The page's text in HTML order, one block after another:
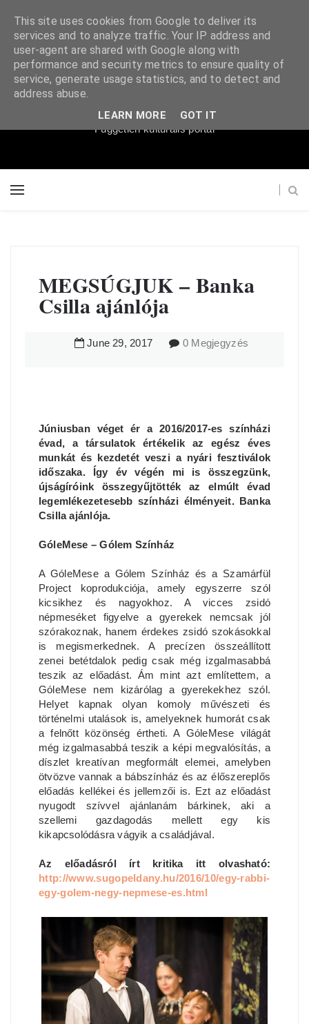
Súgópéldány
Független kulturális portál
MEGSÚGJUK – Banka
Csilla ajánlója
June 29, 2017 0 Megjegyzés
Júniusban véget ér a 2016/2017-es színházi
évad, a társulatok értékelik az egész éves
munkát és kezdetét veszi a nyári fesztiválok
időszaka. Így év végén mi is összegzünk,
újságíróink összegyűjtötték az elmúlt évad
legemlékezetesebb színházi élményeit. Banka
Csilla ajánlója.
GóleMese – Gólem Színház
A GóleMese a Gólem Színház és a Szamárfül
Project koprodukciója, amely egyszerre szól
kicsikhez és nagyokhoz. A vicces zsidó
népmeséket figyelve a gyerekek nemcsak jól
szórakoznak, hanem érdekes zsidó szokásokkal
is megismerkednek. A precízen összeállított
zenei betétdalok pedig csak még izgalmasabbá
teszik az előadást. Ám mint azt említettem, a
GóleMese nem kizárólag a gyerekekhez szól.
Helyet kapnak olyan komoly művészeti és
történelmi utalások is, amelyeknek humorát csak
a felnőtt közönség értheti. A GóleMese világát
még izgalmasabbá teszik a képi megvalósítás, a
díszlet kreatívan megformált elemei, amelyben
ötvözve vannak a bábszínház és az élőszereplős
előadás kellékei és jellemzői is. Ezt az előadást
nyugodt szívvel ajánlanám bárkinek, aki a
szellemi gazdagodás mellett egy kis
kikapcsolódásra vágyik a családjával.
Az előadásról írt kritika itt olvasható:
http://www.sugopeldany.hu/2016/10/egy-rabbi-
egy-golem-negy-nepmese-es.html
This site uses cookies from Google to deliver its
services and to analyze traffic. Your IP address and
user-agent are shared with Google along with
performance and security metrics to ensure quality of
service, generate usage statistics, and to detect and
address abuse.
LEARN MORE GOT IT